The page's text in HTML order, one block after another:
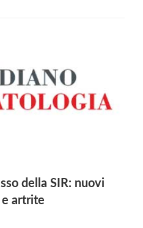
della SIR: nuovi
artrite